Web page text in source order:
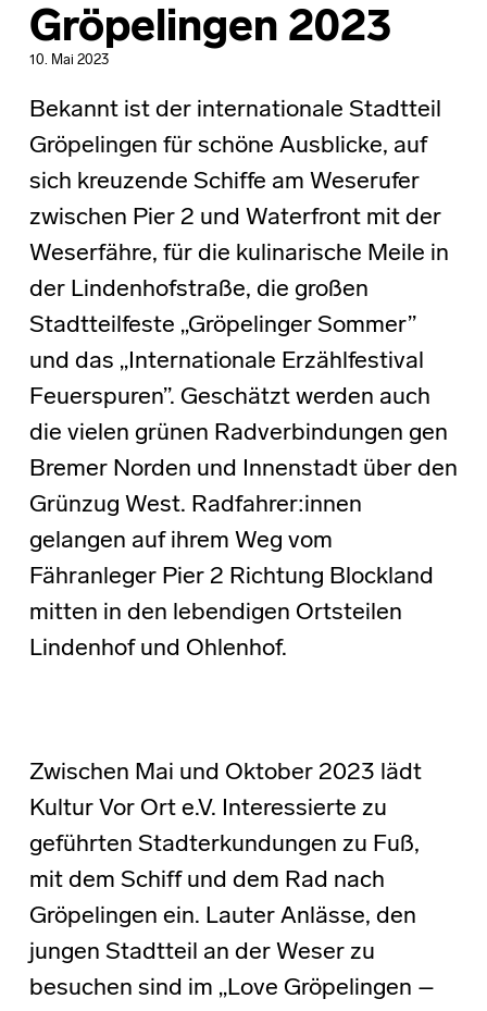
Gröpelingen 2023
10. Mai 2023
Bekannt ist der internationale Stadtteil
Gröpelingen für schöne Ausblicke, auf
sich kreuzende Schiffe am Weserufer
zwischen Pier 2 und Waterfront mit der
Weserfähre, für die kulinarische Meile in
der Lindenhofstraße, die großen
Stadtteilfeste „Gröpelinger Sommer”
und das „Internationale Erzählfestival
Feuerspuren”. Geschätzt werden auch
die vielen grünen Radverbindungen gen
Bremer Norden und Innenstadt über den
Grünzug West. Radfahrer:innen
gelangen auf ihrem Weg vom
Fähranleger Pier 2 Richtung Blockland
mitten in den lebendigen Ortsteilen
Lindenhof und Ohlenhof.
Zwischen Mai und Oktober 2023 lädt
Kultur Vor Ort e.V. Interessierte zu
geführten Stadterkundungen zu Fuß,
mit dem Schiff und dem Rad nach
Gröpelingen ein. Lauter Anlässe, den
jungen Stadtteil an der Weser zu
besuchen sind im „Love Gröpelingen –